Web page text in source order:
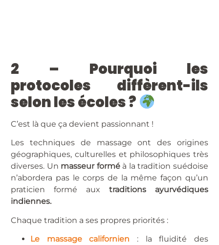
2 – Pourquoi les
protocoles diffèrent-ils
selon les écoles ?
C’est là que ça devient passionnant !
Les techniques de massage ont des origines
géographiques, culturelles et philosophiques très
diverses. Un masseur forméà la tradition suédoise
n’abordera pas le corps de la même façon qu’un
praticien formé aux traditions ayurvédiques
indiennes.
Chaque tradition a ses propres priorités :
Le massage californien : la fluidité des